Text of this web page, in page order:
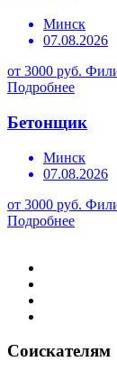
Минск
07.08.2026
от 3000 руб.
Подробнее
Бетонщик
Минск
07.08.2026
от 3000 руб.
Подробнее
Соискателям